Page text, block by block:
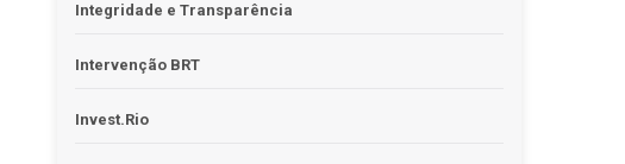
Integridade e Transparência
Intervenção BRT
Invest.Rio